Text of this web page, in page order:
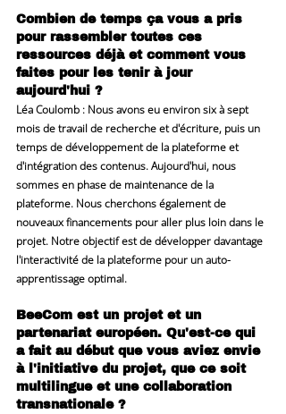
Combien de temps ça vous a pris
pour rassembler toutes ces
ressources déjà et comment vous
faites pour les tenir à jour
aujourd'hui ?
Léa Coulomb : Nous avons eu environ six à sept
mois de travail de recherche et d'écriture, puis un
temps de développement de la plateforme et
d'intégration des contenus. Aujourd'hui, nous
sommes en phase de maintenance de la
plateforme. Nous cherchons également de
nouveaux financements pour aller plus loin dans le
projet. Notre objectif est de développer davantage
l'interactivité de la plateforme pour un auto-
apprentissage optimal.
BeeCom est un projet et un
partenariat européen. Qu'est-ce qui
a fait au début que vous aviez envie
à l'initiative du projet, que ce soit
multilingue et une collaboration
transnationale ?